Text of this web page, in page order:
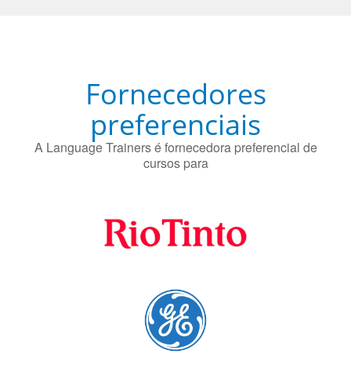
Fornecedores
preferenciais
A Language Trainers é fornecedora preferencial de
cursos para